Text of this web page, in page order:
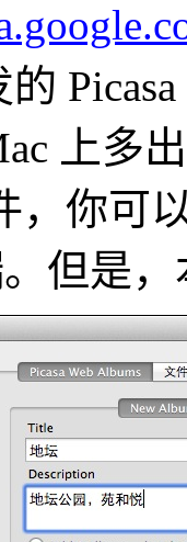
的
上多
，你可
但是